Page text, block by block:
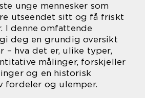
unge mennesker som
utseendet sitt og få friskt
I denne omfattende
deg en grundig oversikt
– hva det er, ulike typer,
målinger, forskjeller
og en historisk
fordeler og ulemper.